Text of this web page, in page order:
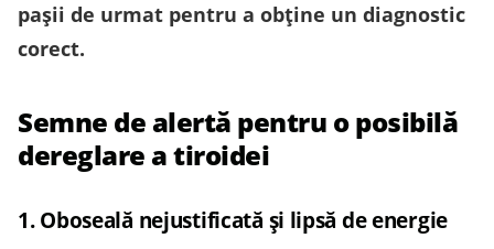
pașii de urmat pentru a obține un diagnostic
corect.
Semne de alertă pentru o posibilă
dereglare a tiroidei
1. Oboseală nejustificată și lipsă de energie